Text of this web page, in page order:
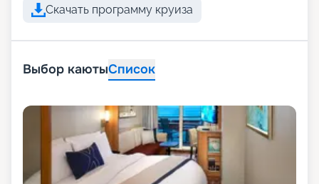
Скачать программу круиза
Выбор каютыСписок